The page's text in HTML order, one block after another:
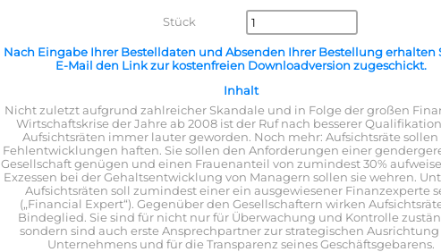
Stück
Nach Eingabe Ihrer Bestelldaten und Absenden Ihrer Bestellung erhalten
E-Mail den Link zur kostenfreien Downloadversion zugeschickt.
Inhalt
Nicht zuletzt aufgrund zahlreicher Skandale und in Folge der großen
Wirtschaftskrise der Jahre ab 2008 ist der Ruf nach besserer
Aufsichtsräten immer lauter geworden. Noch mehr: Aufsichtsräte sollen
Fehlentwicklungen haften. Sie sollen den Anforderungen einer
Gesellschaft genügen und einen Frauenanteil von zumindest 30%
Exzessen bei der Gehaltsentwicklung von Managern sollen sie wehren.
Aufsichtsräten soll zumindest einer ein ausgewiesener Finanzexperte
(„Financial Expert“). Gegenüber den Gesellschaftern wirken
Bindeglied. Sie sind für nicht nur für Überwachung und Kontrolle
sondern sind auch erste Ansprechpartner zur strategischen Ausrichtung
Unternehmens und für die Transparenz seines Geschäftsgebarens.